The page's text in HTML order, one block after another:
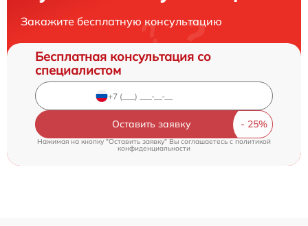
Закажите бесплатную консультацию
Бесплатная консультация со
специалистом
Оставить заявку
Нажимая на кнопку "Оставить заявку" Вы соглашаетесь c политикой
конфиденциальности